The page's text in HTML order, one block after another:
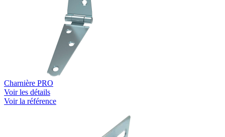
Charnière PRO
Voir les détails
Voir la référence